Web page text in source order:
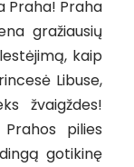
Praha! Praha
gražiausių
kaip
Libuse,
žvaigždes!
pilies
gotikinę